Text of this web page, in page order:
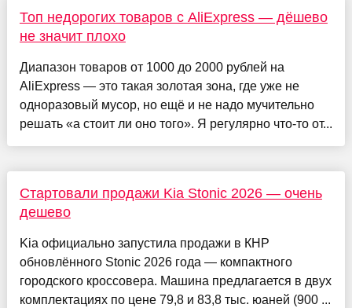
Топ недорогих товаров с AliExpress — дёшево
не значит плохо
Диапазон товаров от 1000 до 2000 рублей на
AliExpress — это такая золотая зона, где уже не
одноразовый мусор, но ещё и не надо мучительно
решать «а стоит ли оно того». Я регулярно что-то от...
Стартовали продажи Kia Stonic 2026 — очень
дешево
Kia официально запустила продажи в КНР
обновлённого Stonic 2026 года — компактного
городского кроссовера. Машина предлагается в двух
комплектациях по цене 79,8 и 83,8 тыс. юаней (900 ...